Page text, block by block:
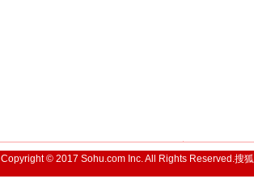
Copyright © 2017 Sohu.com Inc. All Rights Reserved.搜